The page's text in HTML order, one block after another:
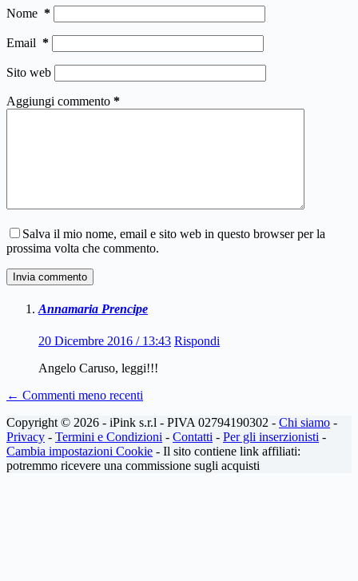
Nome *
Email *
Sito web
Aggiungi commento *
Salva il mio nome, email e sito web in questo browser per la
prossima volta che commento.
Invia commento
Annamaria Prencipe
20 Dicembre 2016 / 13:43 Rispondi
Angelo Caruso, leggi!!!
Navigazione
commenti
← Commenti meno recenti
Copyright © 2026 - iPink s.r.l - PIVA 02794190302 - Chi siamo -
Privacy - Termini e Condizioni - Contatti - Per gli inserzionisti -
Cambia impostazioni Cookie - Il sito contiene link affiliati:
potremmo ricevere una commissione sugli acquisti